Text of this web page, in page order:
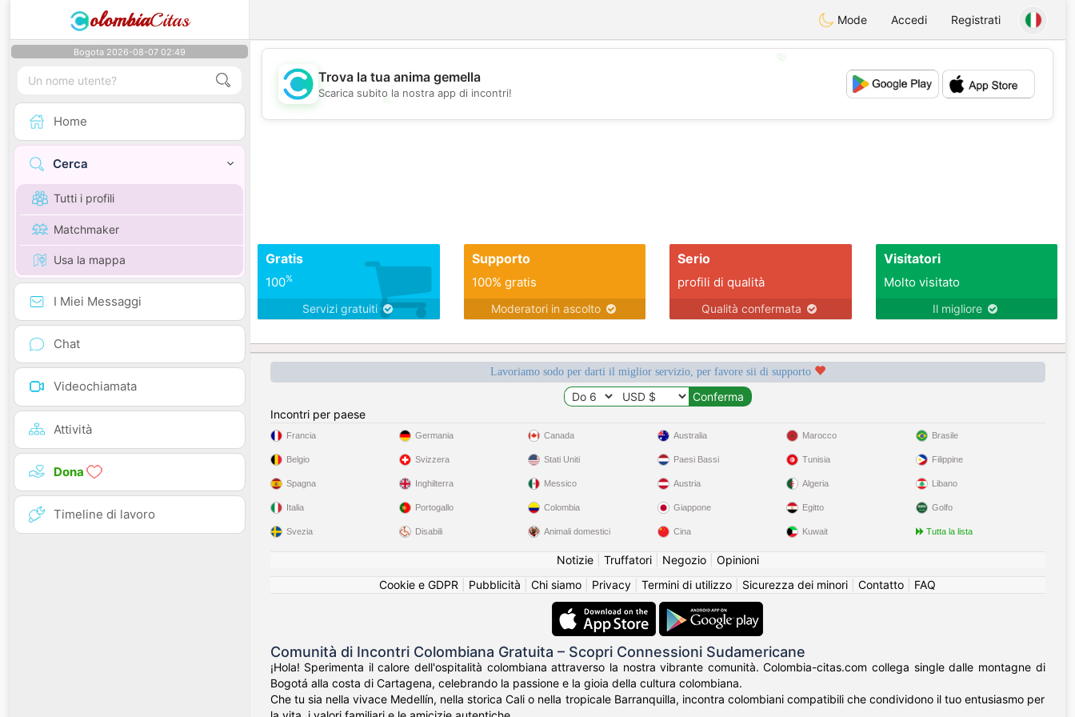
olombiaCitas Mode Accedi Registrati
Bogota 2026-08-07 02:49
Home
Cerca
Tutti i profili
Matchmaker
Usa la mappa
I Miei Messaggi
Chat
Videochiamata
Attività
Dona
Timeline di lavoro
💖
💕
Trova la tua anima gemella
Scarica subito la nostra app di incontri!
Gratis
100%
Servizi gratuiti
Supporto
100% gratis
Moderatori in ascolto
Serio
profili di qualità
Qualità confermata
Visitatori
Molto visitato
Il migliore
Lavoriamo sodo per darti il miglior servizio, per favore sii di supporto
Incontri per paese
Francia
Belgio
Spagna
Italia
Svezia
Germania
Svizzera
Inghilterra
Portogallo
Disabili
Canada
Stati Uniti
Messico
Colombia
Animali domestici
Australia
Paesi Bassi
Austria
Giappone
Cina
Marocco
Tunisia
Algeria
Egitto
Kuwait
Brasile
Filippine
Libano
Golfo
Tutta la lista
Notizie| Truffatori| Negozio| Opinioni
Cookie e GDPR
Pubblicità Chi siamo Privacy Termini di utilizzo Sicurezza dei minori Contatto FAQ
Comunità di Incontri Colombiana Gratuita – Scopri Connessioni Sudamericane
¡Hola! Sperimenta il calore dell'ospitalità colombiana attraverso la nostra vibrante comunità. Colombia-citas.com collega single dalle montagne di
Bogotá alla costa di Cartagena, celebrando la passione e la gioia della cultura colombiana.
Che tu sia nella vivace Medellín, nella storica Cali o nella tropicale Barranquilla, incontra colombiani compatibili che condividono il tuo entusiasmo per